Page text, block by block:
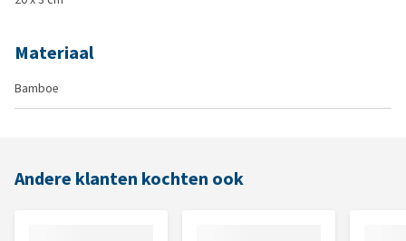
Materiaal
Bamboe
Andere klanten kochten ook